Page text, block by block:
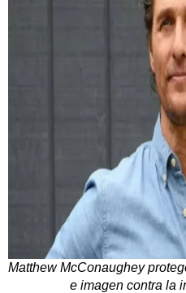
Matthew McConaughey
e imagen contra la